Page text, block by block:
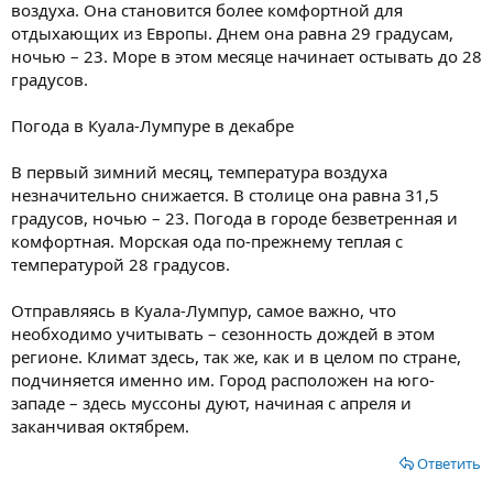
воздуха. Она становится более комфортной для
отдыхающих из Европы. Днем она равна 29 градусам,
ночью – 23. Море в этом месяце начинает остывать до 28
градусов.
Погода в Куала-Лумпуре в декабре
В первый зимний месяц, температура воздуха
незначительно снижается. В столице она равна 31,5
градусов, ночью – 23. Погода в городе безветренная и
комфортная. Морская ода по-прежнему теплая с
температурой 28 градусов.
Отправляясь в Куала-Лумпур, самое важно, что
необходимо учитывать – сезонность дождей в этом
регионе. Климат здесь, так же, как и в целом по стране,
подчиняется именно им. Город расположен на юго-
западе – здесь муссоны дуют, начиная с апреля и
заканчивая октябрем.
Ответить